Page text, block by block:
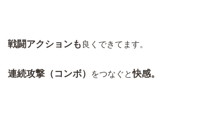
戦闘アクションも 良くできてます。
連続攻撃（コンボ） をつなぐと快感。